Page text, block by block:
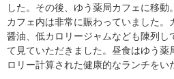
した。その後、ゆう薬局カフェに移動
カフェ内は非常に賑わっていました。
醤油、低カロリージャムなども陳列し
て見ていただきました。昼食はゆう薬
ロリー計算された健康的なランチをい